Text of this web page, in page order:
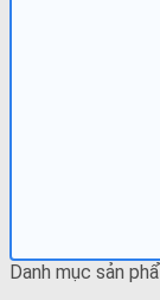
Danh mục sản